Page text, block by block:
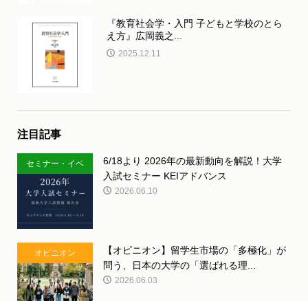
『教育社会学・入門 子どもと学校のとら
え方』広岡義之...
2025.12.11
注目記事
セミナー・イベ
ント
6/18より 2026年の最新動向を解説！大学
入試セミナー KEIアドバンス
2026.06.10
オピニオン
【オピニオン】留学生市場の「多極化」が
問う、日本の大学の「選ばれる理...
2026.06.03